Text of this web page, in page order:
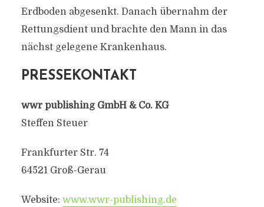
Erdboden abgesenkt. Danach übernahm der
Rettungsdient und brachte den Mann in das
nächst gelegene Krankenhaus.
PRESSEKONTAKT
wwr publishing GmbH & Co. KG
Steffen Steuer
Frankfurter Str. 74
64521 Groß-Gerau
Website: www.wwr-publishing.de